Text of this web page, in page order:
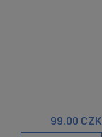
99.00 CZK